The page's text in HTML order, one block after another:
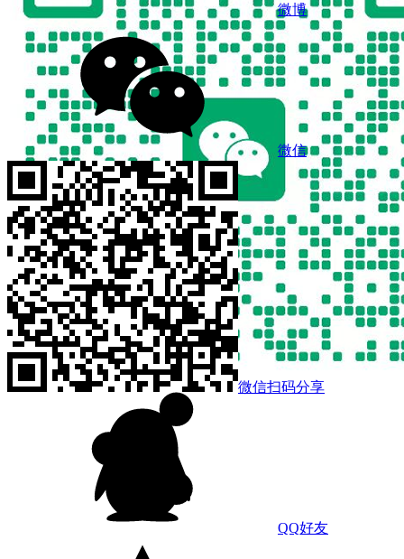
微博
微信
微信扫码分享
QQ好友